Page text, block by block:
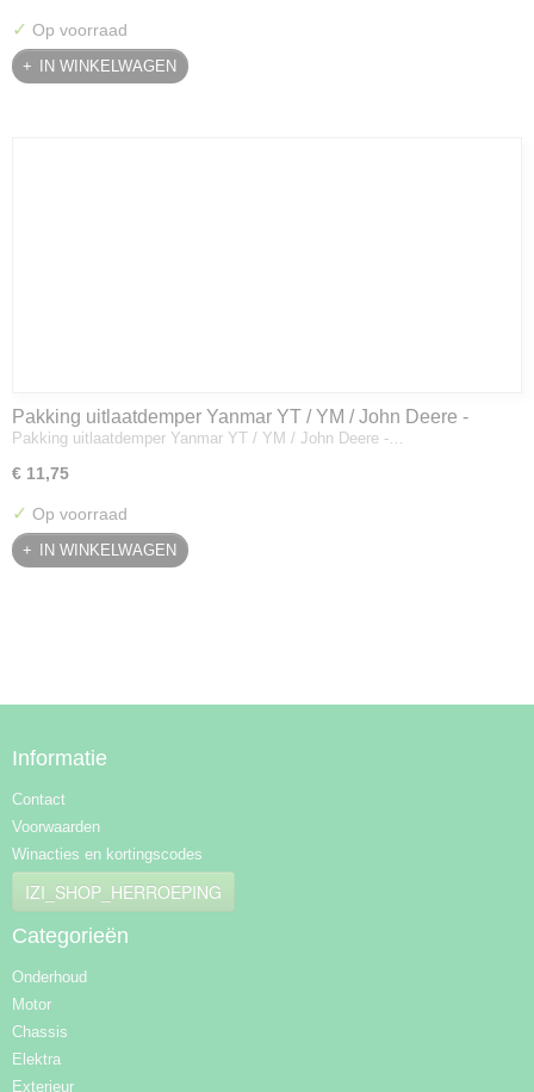
✓ Op voorraad
IN WINKELWAGEN
Pakking uitlaatdemper Yanmar YT / YM / John Deere -
128300-13230
Pakking uitlaatdemper Yanmar YT / YM / John Deere -…
€ 11,75
✓ Op voorraad
IN WINKELWAGEN
Informatie
Contact
Voorwaarden
Winacties en kortingscodes
IZI_SHOP_HERROEPING
Categorieën
Onderhoud
Motor
Chassis
Elektra
Exterieur